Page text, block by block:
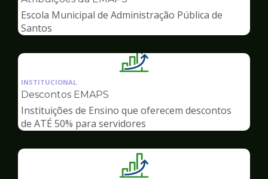
de
Gestão
Escola Municipal de Administração Pública de
Santos
Ilustração
Gestão
INSTITUCIONAL
Descontos EMAPS
Instituições de Ensino que oferecem descontos
de ATÉ 50% para servidores
Ilustração